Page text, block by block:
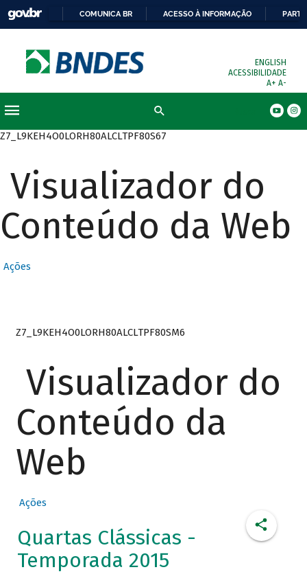
COMUNICA BR ACESSO À INFORMAÇÃO
ENGLISH
ACESSIBILIDADE
A+ A-
Z7_L9KEH4O0LORH80ALCLTPF80S67
Visualizador do
Conteúdo da Web
Ações
Z7_L9KEH4O0LORH80ALCLTPF80SM6
Visualizador do
Conteúdo da
Web
Ações
Quartas Clássicas -
Temporada 2015